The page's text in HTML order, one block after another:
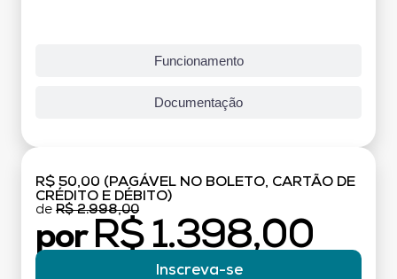
Funcionamento
Documentação
R$ 50,00 (PAGÁVEL NO BOLETO, CARTÃO DE
CRÉDITO E DÉBITO)
de R$ 2.998,00
por R$ 1.398,00
Inscreva-se